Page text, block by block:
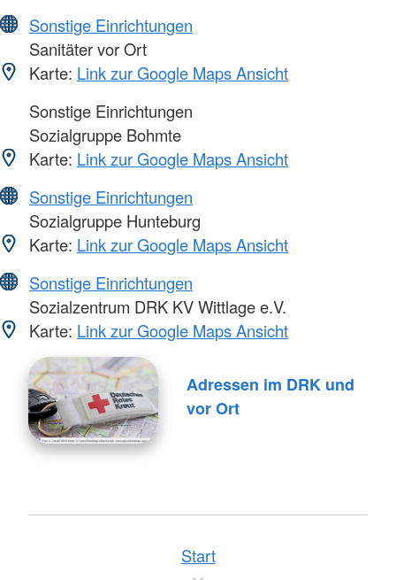
Sonstige Einrichtungen
Sanitäter vor Ort
Karte: Link zur Google Maps Ansicht
Sonstige Einrichtungen
Sozialgruppe Bohmte
Karte: Link zur Google Maps Ansicht
Sonstige Einrichtungen
Sozialgruppe Hunteburg
Karte: Link zur Google Maps Ansicht
Sonstige Einrichtungen
Sozialzentrum DRK KV Wittlage e.V.
Karte: Link zur Google Maps Ansicht
Adressen im DRK und
vor Ort
Start